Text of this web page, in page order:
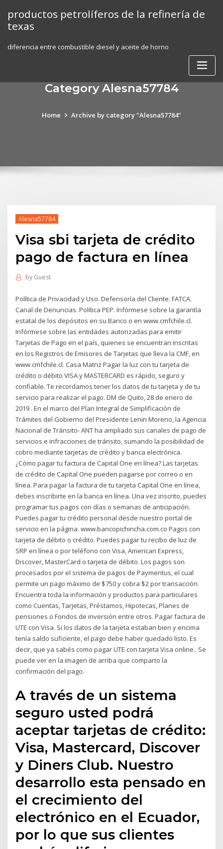
content
productos petrolíferos de la refinería de
texas
diferencia entre combustible diesel y aceite de horno
Category Alesna57784
Home Archive by category "Alesna57784"
Alesna57784
Visa sbi tarjeta de crédito
pago de factura en línea
by Guest
Política de Privacidad y Uso. Defensoría del Cliente. FATCA.
Canal de Denuncias. Política PEP. Infórmese sobre la garantía
estatal de los depósitos en su Banco o en www.cmfchile.cl.
Infórmese sobre las entidades autorizadas para emitir
Tarjetas de Pago en el país, quienes se encuentran inscritas
en los Registros de Emisores de Tarjetas que lleva la CMF, en
www.cmfchile.cl. Casa Matriz Pagar la luz con tu tarjeta de
crédito o débito VISA y MASTERCARD es rápido, seguro y
confiable. Te recordamos tener los datos de tu tarjeta y de tu
servicio para realizar el pago. DM de Quito, 28 de enero de
2019 . En el marco del Plan Integral de Simplificación de
Trámites del Gobierno del Presidente Lenin Moreno, la Agencia
Nacional de Tránsito- ANT ha ampliado sus canales de pago de
servicios e infracciones de tránsito, sumando la posibilidad de
cobro mediante tarjetas de crédito y banca electrónica.
¿Cómo pagar tu factura de Capital One en línea? Las tarjetas
de crédito de Capital One pueden pagarse por correo o en
línea. Para pagar la factura de tu tarjeta Capital One en línea,
debes inscribirte en la banca en línea. Una vez inscrito, puedes
programar tus pagos con días o semanas de anticipación.
Puedes pagar tu crédito personal desde nuestro portal de
servicio en la página. www.bancopichincha.com.co Pagos con
tarjeta de débito o crédito. Puedes pagar tu recibo de luz de
SRP en línea o por teléfono con Visa, American Express,
Discover, MasterCard o tarjeta de débito. Los pagos son
procesados por el sistema de pagos de Paymentus, el cual
permite un pago máximo de $750 y cobra $2 por transacción.
Encuentra toda la información y productos para particulares
como Cuentas, Tarjetas, Préstamos, Hipotecas, Planes de
pensiones o Fondos de inversión entre otros. Pagar factura de
UTE con Visa. Si los datos de la tarjeta estaban bien y encima
tenía saldo suficiente, el pago debe haber quedado listo. Es
decir, que ya sabés como pagar UTE con tarjeta Visa online.. Se
puede ver en la imagen de arriba que comparto la
confirmación del pago.
A través de un sistema
seguro usted podrá
aceptar tarjetas de crédito:
Visa, Mastercard, Discover
y Diners Club. Nuestro
desarrollo esta pensado en
el crecimiento del
electrónico en el Ecuador,
por lo que sus clientes